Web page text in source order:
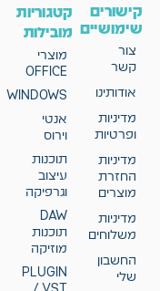
קישורים
שימושיים
צור
קשר
אודותינו
מדיניות
ופרטיות
מדיניות
החזרת
מוצרים
מדיניות
משלוחים
החשבון
שלי
קטגוריות
מובילות
מוצרי
OFFICE
WINDOWS
אנטי
וירוס
תוכנות
עיצוב
וגרפיקה
DAW
תוכנות
מוזיקה
PLUGIN